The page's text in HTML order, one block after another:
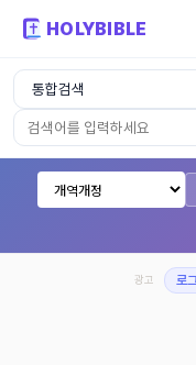
HOLYBIBLE
성경읽기 - 개역
광고 로